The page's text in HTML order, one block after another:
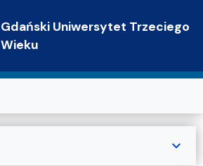
Gdański Uniwersytet Trzeciego
Wieku
expand_more